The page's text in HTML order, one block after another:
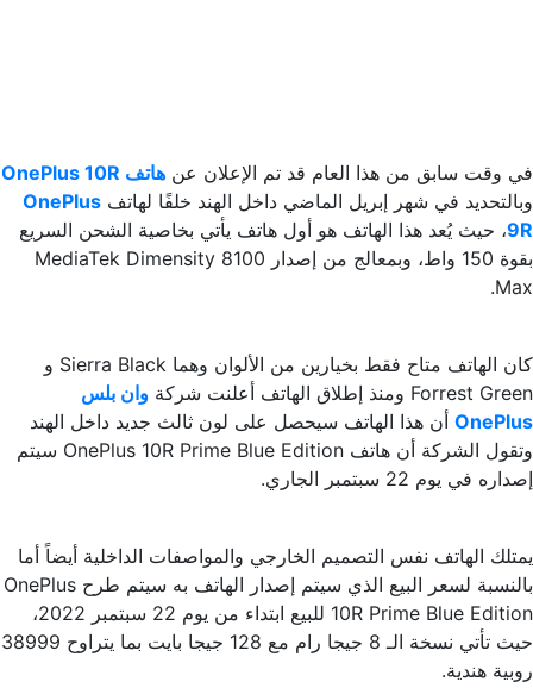
في وقت سابق من هذا العام قد تم الإعلان عن هاتف OnePlus 10R
وبالتحديد في شهر إبريل الماضي داخل الهند خلفًا لهاتف OnePlus
9R، حيث يُعد هذا الهاتف هو أول هاتف يأتي بخاصية الشحن السريع
بقوة 150 واط، وبمعالج من إصدار MediaTek Dimensity 8100
Max.
كان الهاتف متاح فقط بخيارين من الألوان وهما Sierra Black و
Forrest Green ومنذ إطلاق الهاتف أعلنت شركة
وان بلس
OnePlus أن هذا الهاتف سيحصل على لون ثالث جديد داخل الهند
وتقول الشركة أن هاتف OnePlus 10R Prime Blue Edition سيتم
إصداره في يوم 22 سبتمبر الجاري.
يمتلك الهاتف نفس التصميم الخارجي والمواصفات الداخلية أيضاً أما
بالنسبة لسعر البيع الذي سيتم إصدار الهاتف به سيتم طرح OnePlus
10R Prime Blue Edition للبيع ابتداء من يوم 22 سبتمبر 2022،
حيث تأتي نسخة الـ 8 جيجا رام مع 128 جيجا بايت بما يتراوح 38999
روبية هندية.